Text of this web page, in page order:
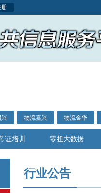
册
兴 物流嘉兴 物流金华
证培训 零担大数据
行业公告